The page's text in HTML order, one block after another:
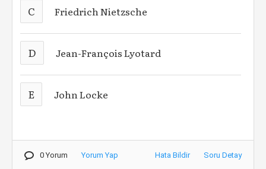
C Friedrich Nietzsche
D Jean-François Lyotard
E John Locke
0 Yorum Yorum Yap Hata Bildir Soru Detay